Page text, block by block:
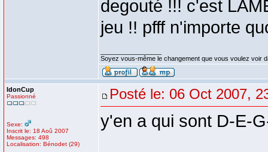
degouté !!! c'est
jeu !! pfff n'importe
Soyez vous-même le changement que vous voulez voir
IdonCup
Passionné
Sexe:
Inscrit le: 18 Aoû 2007
Messages: 498
Localisation: Bénodet (29)
Posté le: 06 Oct 2007,
y'en a qui sont D-E-